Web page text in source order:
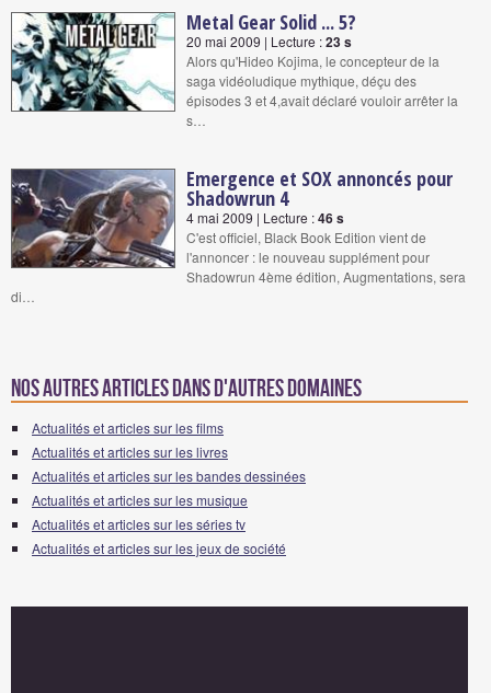
Metal Gear Solid ... 5?
20 mai 2009 | Lecture :23 s
Alors qu'Hideo Kojima, le concepteur de la
saga vidéoludique mythique, déçu des
épisodes 3 et 4,avait déclaré vouloir arrêter la
s…
Emergence et SOX annoncés pour
Shadowrun 4
4 mai 2009 | Lecture :46 s
C'est officiel, Black Book Edition vient de
l'annoncer : le nouveau supplément pour
Shadowrun 4ème édition, Augmentations, sera
di…
Nos autres articles dans d'autres domaines
Actualités et articles sur les films
Actualités et articles sur les livres
Actualités et articles sur les bandes dessinées
Actualités et articles sur les musique
Actualités et articles sur les séries tv
Actualités et articles sur les jeux de société